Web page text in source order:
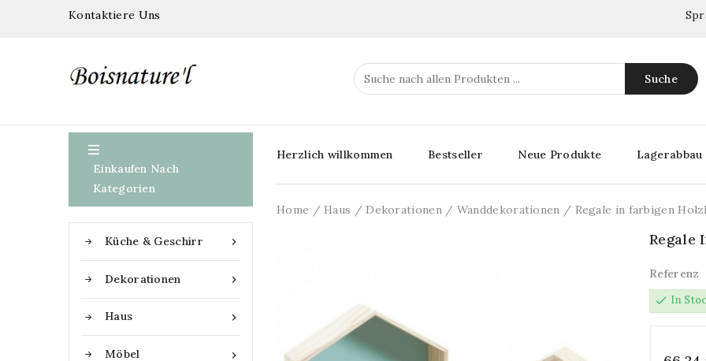
Kontaktiere Uns
Suche

Einkaufen Nach
Kategorien

Küche & Geschirr

Dekorationen

Haus

Möbel
Herzlich willkommen Bestseller Neue Produkte Lagerabbau
Home Haus Dekorationen Wanddekorationen Regale in farbigen
Regale
Referenz
check In